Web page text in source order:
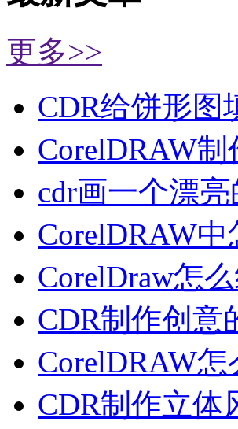
更多>>
CDR给饼形图
CorelDRAW
cdr画一个漂
CorelDRAW
CorelDraw怎
CDR制作创意
CorelDRAW
CDR制作立体